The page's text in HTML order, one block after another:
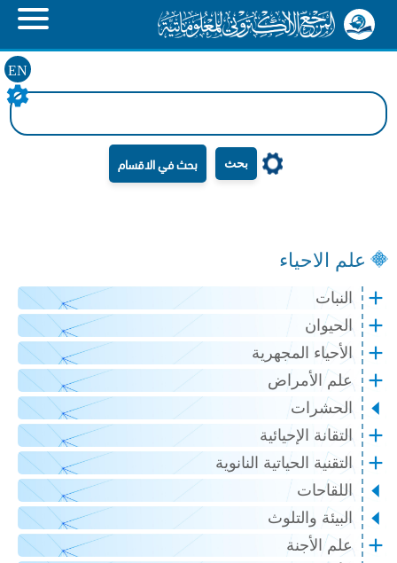
EN
بحث
علم الاحياء
النبات
الحيوان
الأحياء المجهرية
علم الأمراض
الحشرات
التقانة الإحيائية
التقنية الحياتية النانوية
اللقاحات
البيئة والتلوث
علم الأجنة